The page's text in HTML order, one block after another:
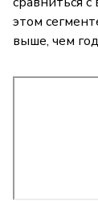
этом
выше, чем